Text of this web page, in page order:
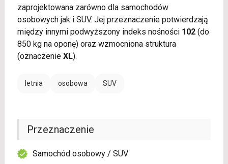
zaprojektowana zarówno dla samochodów
osobowych jak i SUV. Jej przeznaczenie potwierdzają
między innymi podwyższony indeks nośności 102(do
850 kg na oponę) oraz wzmocniona struktura
(oznaczenie XL).
letnia osobowa SUV
Przeznaczenie
Samochód osobowy / SUV